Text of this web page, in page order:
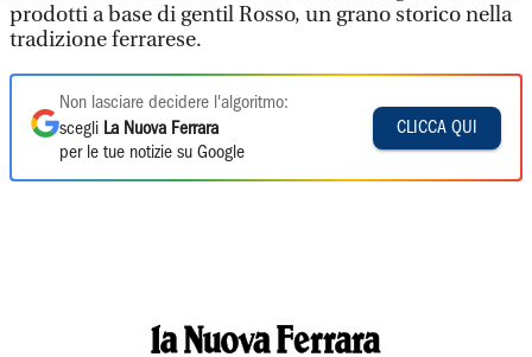
prodotti a base di gentil Rosso, un grano storico nella
tradizione ferrarese.
Non lasciare decidere l'algoritmo:
scegli La Nuova Ferrara
per le tue notizie su Google
CLICCA QUI